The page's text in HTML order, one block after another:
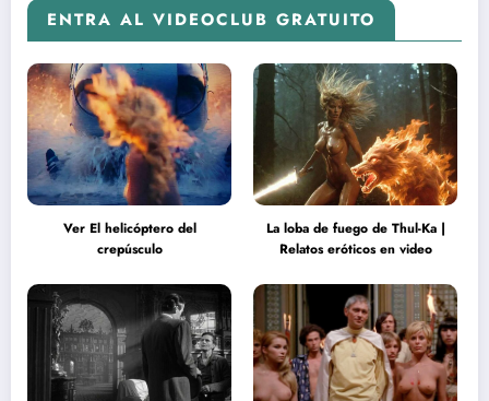
ENTRA AL VIDEOCLUB GRATUITO
Ver El helicóptero del
crepúsculo
La loba de fuego de Thul-Ka |
Relatos eróticos en video